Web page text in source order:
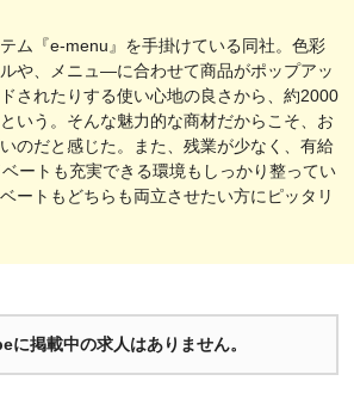
ム『e-menu』を手掛けている同社。色彩
や、メニュ―に合わせて商品がポップアッ
されたりする使い心地の良さから、約2000
いう。そんな魅力的な商材だからこそ、お
のだと感じた。また、残業が少なく、有給
ートも充実できる環境もしっかり整ってい
ートもどちらも両立させたい方にピッタリ
に掲載中の求人はありません。